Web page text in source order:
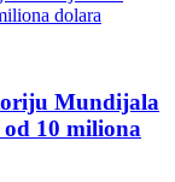
Mundijala
od 10 miliona